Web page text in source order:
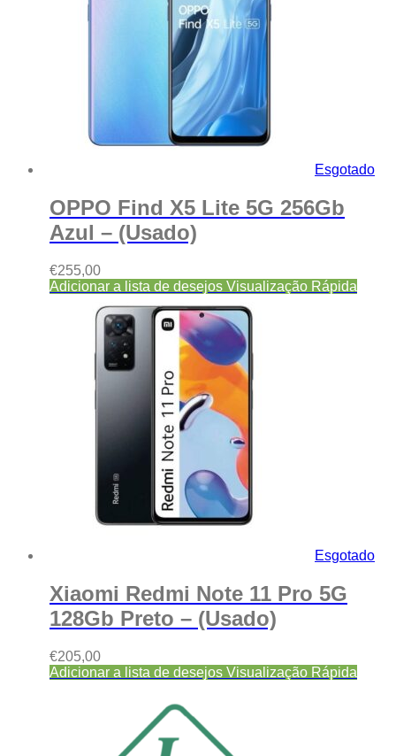
Esgotado
OPPO Find X5 Lite 5G 256Gb
Azul – (Usado)
€255,00
Adicionar a lista de desejos Visualização Rápida
Esgotado
Xiaomi Redmi Note 11 Pro 5G
128Gb Preto – (Usado)
€205,00
Adicionar a lista de desejos Visualização Rápida